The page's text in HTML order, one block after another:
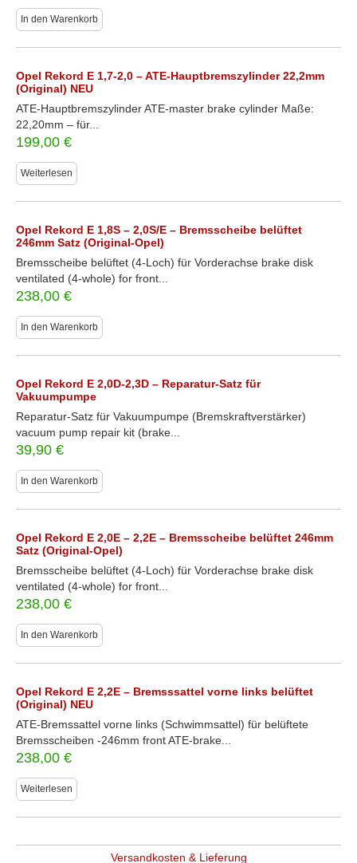
In den Warenkorb
Opel Rekord E 1,7-2,0 – ATE-Hauptbremszylinder 22,2mm
(Original) NEU
ATE-Hauptbremszylinder ATE-master brake cylinder Maße:
22,20mm – für...
199,00 €
Weiterlesen
Opel Rekord E 1,8S – 2,0S/E – Bremsscheibe belüftet
246mm Satz (Original-Opel)
Bremsscheibe belüftet (4-Loch) für Vorderachse brake disk
ventilated (4-whole) for front...
238,00 €
In den Warenkorb
Opel Rekord E 2,0D-2,3D – Reparatur-Satz für
Vakuumpumpe
Reparatur-Satz für Vakuumpumpe (Bremskraftverstärker)
vacuum pump repair kit (brake...
39,90 €
In den Warenkorb
Opel Rekord E 2,0E – 2,2E – Bremsscheibe belüftet 246mm
Satz (Original-Opel)
Bremsscheibe belüftet (4-Loch) für Vorderachse brake disk
ventilated (4-whole) for front...
238,00 €
In den Warenkorb
Opel Rekord E 2,2E – Bremsssattel vorne links belüftet
(Original) NEU
ATE-Bremssattel vorne links (Schwimmsattel) für belüftete
Bremsscheiben -246mm front ATE-brake...
238,00 €
Weiterlesen
Versandkosten & Lieferung